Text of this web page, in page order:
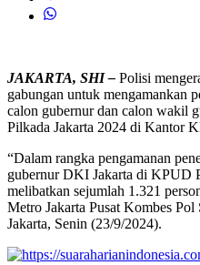
JAKARTA, SHI – Polisi
gabungan untuk mengamankan
calon gubernur dan calon wakil
Pilkada Jakarta 2024 di Kantor
“Dalam rangka pengamanan
gubernur DKI Jakarta di KPUD
melibatkan sejumlah 1.321
Metro Jakarta Pusat Kombes
Jakarta, Senin (23/9/2024).